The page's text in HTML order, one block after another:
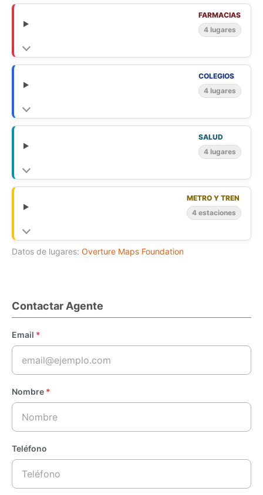
FARMACIAS
4 lugares
COLEGIOS
4 lugares
SALUD
4 lugares
METRO Y TREN
4 estaciones
Datos de lugares: Overture Maps Foundation
Contactar Agente
Email *
Nombre *
Teléfono